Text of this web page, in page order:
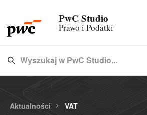
PwC Studio
Prawo i Podatki
Type 3 or more characters for results.
Wyszukaj w PwC Studio...
Aktualności VAT